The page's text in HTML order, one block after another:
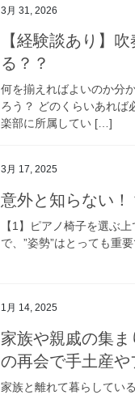
3月 31, 2026
【経験談あり】
る？？
何を揃えればよいのか分
ろう？ どのくらいあれば
楽部に所属してい […]
3月 17, 2025
意外と知らない
【1】ピアノ椅子を選ぶ
で、”姿勢”はとっても重
1月 14, 2025
家族や親戚の集
の再会で手土産
家族と離れて暮らしてい